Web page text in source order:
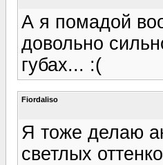
А я помадой
довольно
губах... :(
Fiordaliso
Я тоже делаю
светлых